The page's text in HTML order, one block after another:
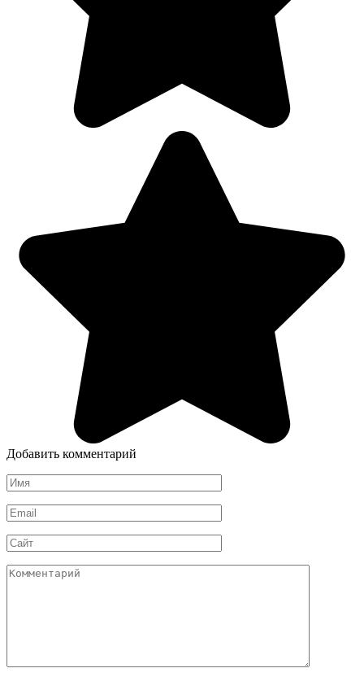
Добавить комментарий
Имя
*
Email
*
Сайт
Комментарий